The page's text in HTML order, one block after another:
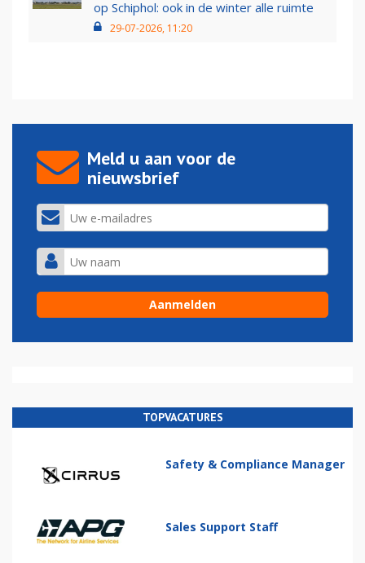
op Schiphol: ook in de winter alle ruimte
29-07-2026, 11:20
Meld u aan voor de
nieuwsbrief
TOPVACATURES
Safety & Compliance Manager
Sales Support Staff